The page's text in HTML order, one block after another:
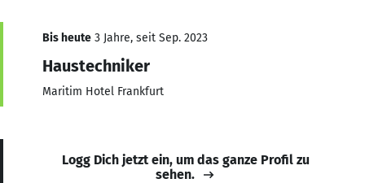
Bis heute 3 Jahre, seit Sep. 2023
Haustechniker
Maritim Hotel Frankfurt
Logg Dich jetzt ein, um das ganze Profil zu
sehen.